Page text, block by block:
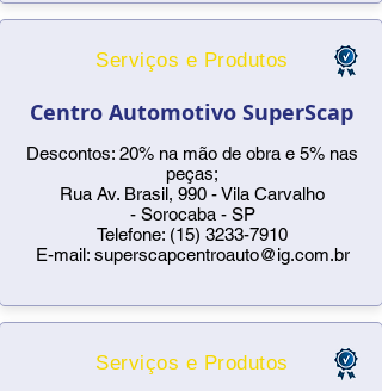
Serviços e Produtos
Centro Automotivo SuperScap
Descontos: 20% na mão de obra e 5% nas
peças;
Rua Av. Brasil, 990 - Vila Carvalho
- Sorocaba - SP
Telefone: (15) 3233-7910
E-mail: superscapcentroauto@ig.com.br
Serviços e Produtos